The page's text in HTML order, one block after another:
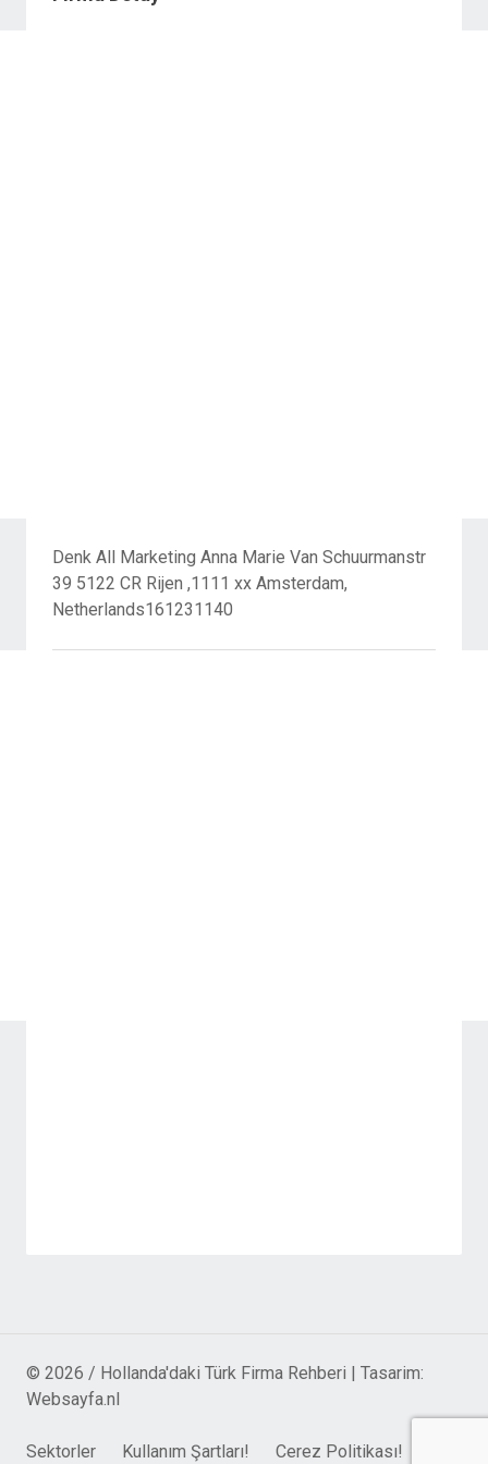
Denk All Marketing Anna Marie Van Schuurmanstr
39 5122 CR Rijen ,1111 xx Amsterdam,
Netherlands161231140
© 2026 / Hollanda'daki Türk Firma Rehberi | Tasarim:
Websayfa.nl
Sektorler Kullanım Şartları! Cerez Politikası!